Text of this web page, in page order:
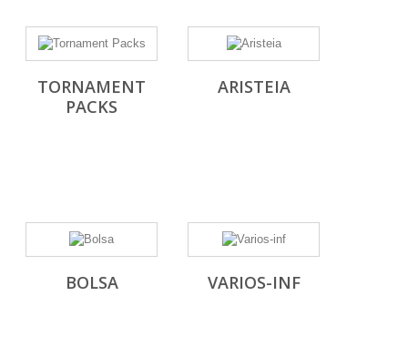
TORNAMENT
PACKS
ARISTEIA
BOLSA VARIOS-INF